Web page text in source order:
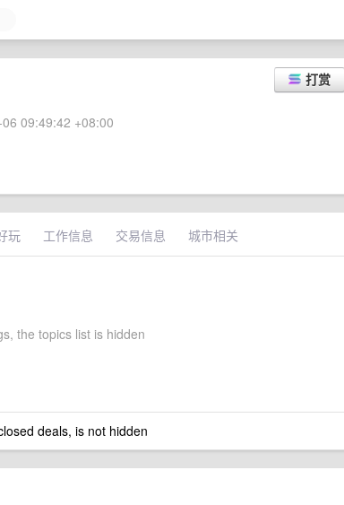
打赏
09:49:42 +08:00
玩 工作信息 交易信息 城市相关
the topics list is hidden
deals, is not hidden